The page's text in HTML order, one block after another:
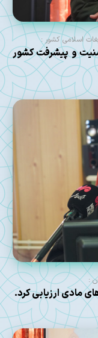
اسلامی کشور :
و پیشرفت کشور
:
مادی ارزیابی کرد.